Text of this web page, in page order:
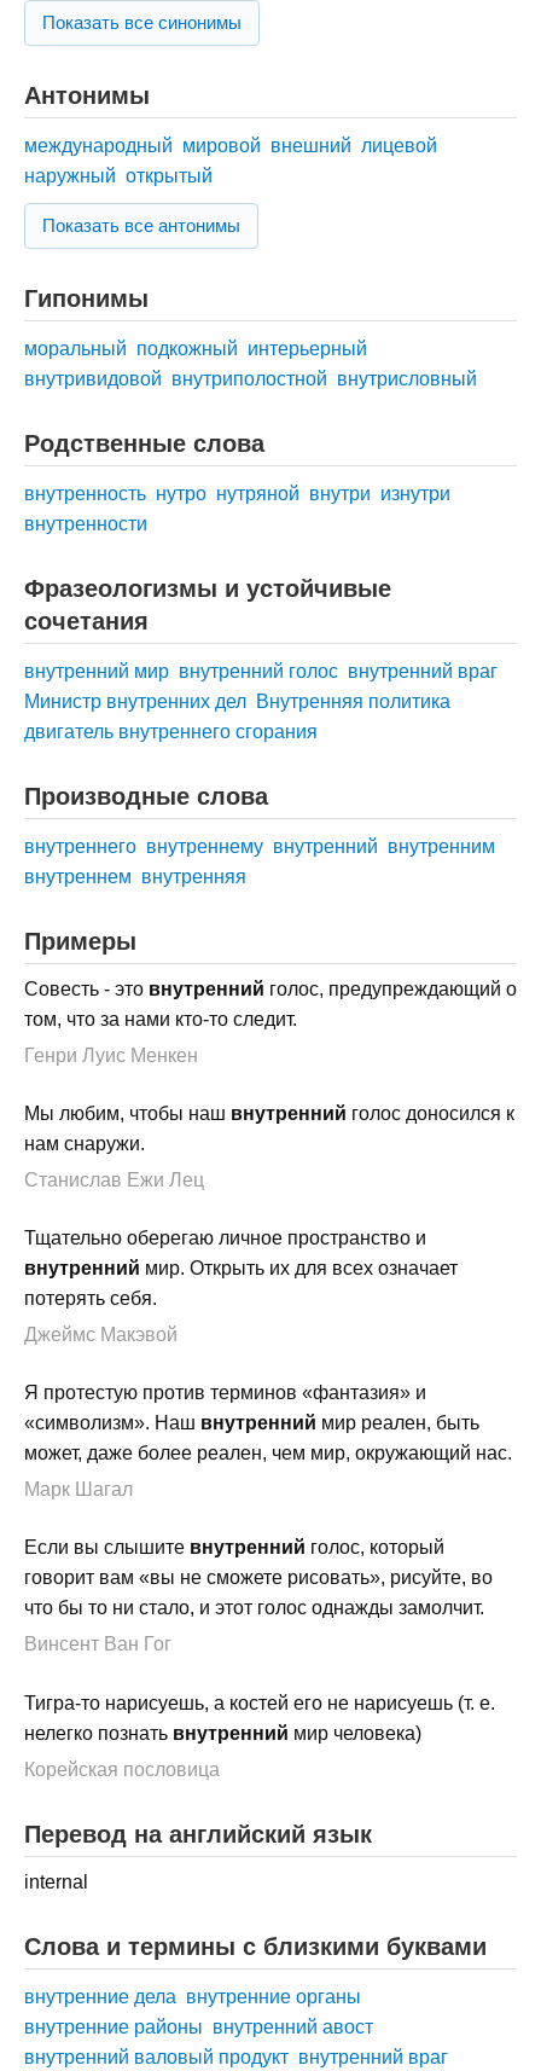
Показать все синонимы
Антонимы
международный мировой внешний лицевой
наружный открытый
Показать все антонимы
Гипонимы
моральный подкожный интерьерный
внутривидовой внутриполостной внутрисловный
Родственные слова
внутренность нутро нутряной внутри изнутри
внутренности
Фразеологизмы и устойчивые
сочетания
внутренний мир внутренний голос внутренний враг
Министр внутренних дел Внутренняя политика
двигатель внутреннего сгорания
Производные слова
внутреннего внутреннему внутренний внутренним
внутреннем внутренняя
Примеры
Совесть - это внутренний голос, предупреждающий о
том, что за нами кто-то следит.
Генри Луис Менкен
Мы любим, чтобы наш внутренний голос доносился к
нам снаружи.
Станислав Ежи Лец
Тщательно оберегаю личное пространство и
внутренний мир. Открыть их для всех означает
потерять себя.
Джеймс Макэвой
Я протестую против терминов «фантазия» и
«символизм». Наш внутренний мир реален, быть
может, даже более реален, чем мир, окружающий нас.
Марк Шагал
Если вы слышите внутренний голос, который
говорит вам «вы не сможете рисовать», рисуйте, во
что бы то ни стало, и этот голос однажды замолчит.
Винсент Ван Гог
Тигра-то нарисуешь, а костей его не нарисуешь (т. е.
нелегко познать внутренний мир человека)
Корейская пословица
Перевод на английский язык
internal
Слова и термины с близкими буквами
внутренние дела внутренние органы
внутренние районы внутренний авост
внутренний валовый продукт внутренний враг